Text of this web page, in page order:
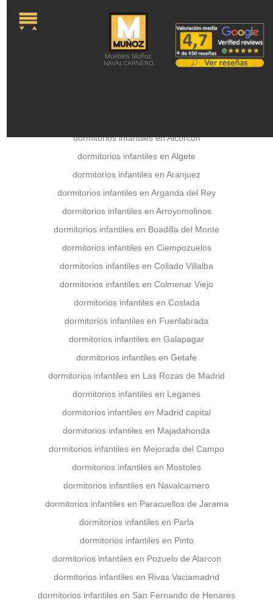
Colchones - Colchones Viscoelásticos -Colchones látex -
Colchones Juveniles -
Canapés abatibles -
Almohadas - Latiendadecolchones
Muebles Muñoz
NAVALCARNERO
dormitorios infantiles en Alcorcon
dormitorios infantiles en Algete
dormitorios infantiles en Aranjuez
dormitorios infantiles en Arganda del Rey
dormitorios infantiles en Arroyomolinos
dormitorios infantiles en Boadilla del Monte
dormitorios infantiles en Ciempozuelos
dormitorios infantiles en Collado Villalba
dormitorios infantiles en Colmenar Viejo
dormitorios infantiles en Coslada
dormitorios infantiles en Fuenlabrada
dormitorios infantiles en Galapagar
dormitorios infantiles en Getafe
dormitorios infantiles en Las Rozas de Madrid
dormitorios infantiles en Leganes
dormitorios infantiles en Madrid capital
dormitorios infantiles en Majadahonda
dormitorios infantiles en Mejorada del Campo
dormitorios infantiles en Mostoles
dormitorios infantiles en Navalcarnero
dormitorios infantiles en Paracuellos de Jarama
dormitorios infantiles en Parla
dormitorios infantiles en Pinto
dormitorios infantiles en Pozuelo de Alarcon
dormitorios infantiles en Rivas Vaciamadrid
dormitorios infantiles en San Fernando de Henares